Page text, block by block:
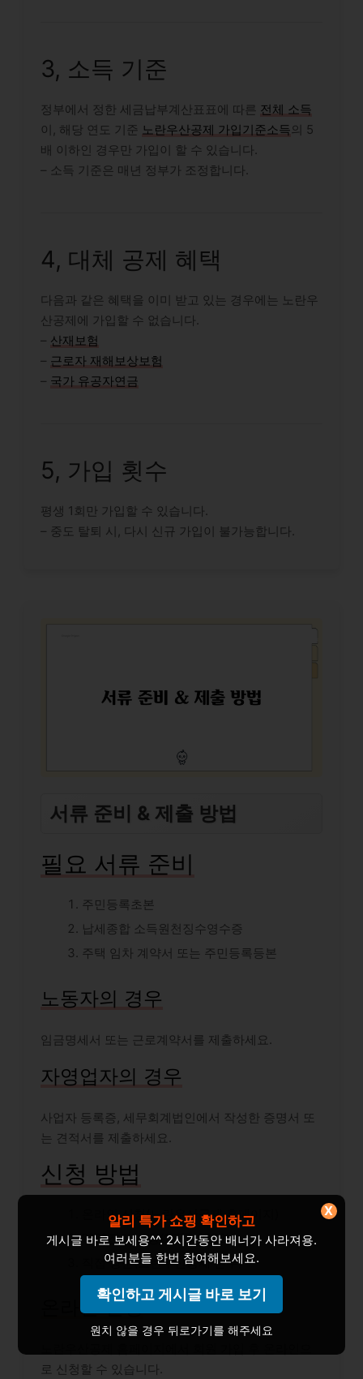
3, 소득 기준
정부에서 정한 세금납부계산표표에 따른 전체 소득
이, 해당 연도 기준 노란우산공제 가입기준소득의 5
배 이하인 경우만 가입이 할 수 있습니다.
– 소득 기준은 매년 정부가 조정합니다.
4, 대체 공제 혜택
다음과 같은 혜택을 이미 받고 있는 경우에는 노란우
산공제에 가입할 수 없습니다.
– 산재보험
– 근로자 재해보상보험
– 국가 유공자연금
5, 가입 횟수
평생 1회만 가입할 수 있습니다.
– 중도 탈퇴 시, 다시 신규 가입이 불가능합니다.
서류 준비 & 제출 방법
필요 서류 준비
주민등록초본
납세종합 소득원천징수영수증
주택 임차 계약서 또는 주민등록등본
노동자의 경우
임금명세서 또는 근로계약서를 제출하세요.
자영업자의 경우
사업자 등록증, 세무회계법인에서 작성한 증명서 또
는 견적서를 제출하세요.
신청 방법
온라인 신청(노란우산공제 홈페이지)
????전화 신청(1577-0752)
직접 방문(노란우산공제 본부)
온라인 신청
로 신청할 수 있습니다.
알리 특가 쇼핑 확인하고
게시글 바로 보세용^^. 2시간동안 배너가 사라져용.
여러분들 한번 참여해보세요.
확인하고 게시글 바로 보기
원치 않을 경우 뒤로가기를 해주세요
X